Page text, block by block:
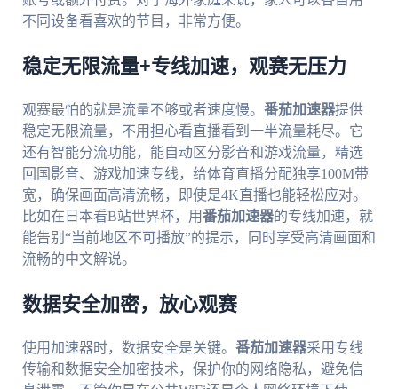
不同设备看喜欢的节目，非常方便。
稳定无限流量+专线加速，观赛无压力
观赛最怕的就是流量不够或者速度慢。 番茄加速器提供
稳定无限流量，不用担心看直播看到一半流量耗尽。它
还有智能分流功能，能自动区分影音和游戏流量，精选
回国影音、游戏加速专线，给体育直播分配独享100M带
宽，确保画面高清流畅，即使是4K直播也能轻松应对。
比如在日本看B站世界杯，用番茄加速器的专线加速，就
能告别“当前地区不可播放”的提示，同时享受高清画面和
流畅的中文解说。
数据安全加密，放心观赛
使用加速器时，数据安全是关键。 番茄加速器采用专线
传输和数据安全加密技术，保护你的网络隐私，避免信